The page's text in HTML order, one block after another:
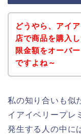
どうやら、アイ
店で商品を購入
限金額をオーバ
ですよね～
私の知り合いも似
イアイベリープレ
発生する人の中に